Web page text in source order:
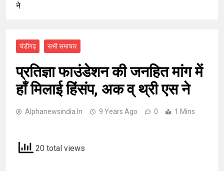
ने
चंडीगढ़ सभी समाचार
प्रतिज्ञा फाउंडेशन की जनहित मांग में
हाँ मिलाई हिंसंप, अक व् थ्री एस ने
Alphanewsindia.in 9 Years Ago 0 1 Mins
20 total views